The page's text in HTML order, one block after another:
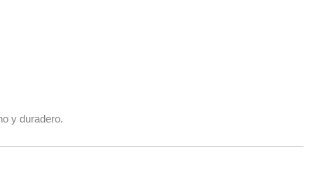
y duradero.